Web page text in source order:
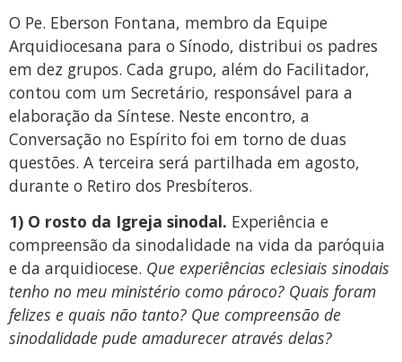
O Pe. Eberson Fontana, membro da Equipe
Arquidiocesana para o Sínodo, distribui os padres
em dez grupos. Cada grupo, além do Facilitador,
contou com um Secretário, responsável para a
elaboração da Síntese. Neste encontro, a
Conversação no Espírito foi em torno de duas
questões. A terceira será partilhada em agosto,
durante o Retiro dos Presbíteros.
1) O rosto da Igreja sinodal. Experiência e
compreensão da sinodalidade na vida da paróquia
e da arquidiocese. Que experiências eclesiais sinodais
tenho no meu ministério como pároco? Quais foram
felizes e quais não tanto? Que compreensão de
sinodalidade pude amadurecer através delas?